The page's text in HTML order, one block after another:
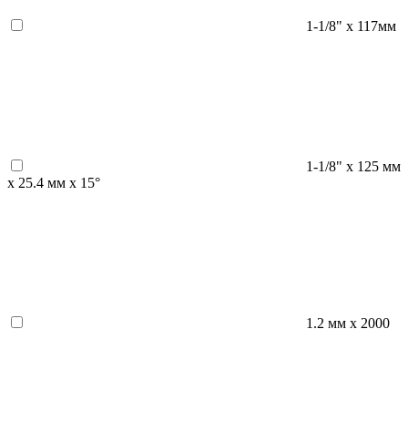
1-1/8" х 117мм
1-1/8" х 125 мм
х 25.4 мм х 15°
1.2 мм х 2000